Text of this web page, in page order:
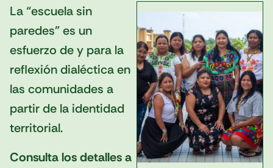
La “escuela sin
paredes” es un
esfuerzo de y para la
reflexión dialéctica en
las comunidades a
partir de la identidad
territorial.
Consulta los detalles a